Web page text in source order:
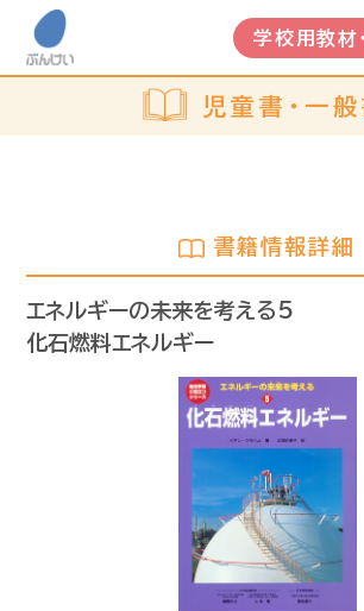
学校用教材
児童書・一般
書籍情報詳細
エネルギーの未来を考える5
化石燃料エネルギー